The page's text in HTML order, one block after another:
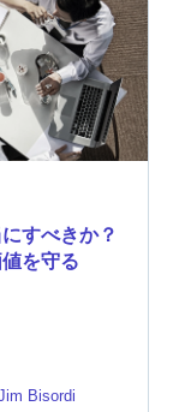
すべきか？
を守る
Bisordi